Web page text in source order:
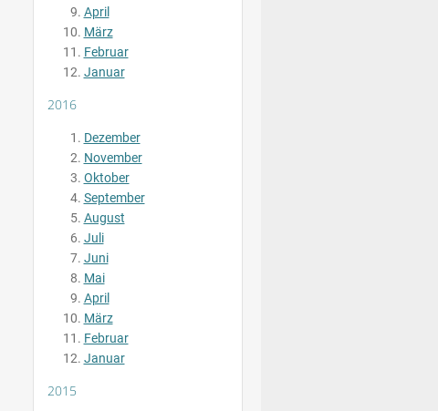
April
März
Februar
Januar
2016
Dezember
November
Oktober
September
August
Juli
Juni
Mai
April
März
Februar
Januar
2015